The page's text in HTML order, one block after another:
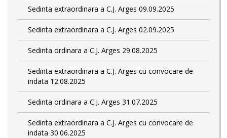
Sedinta extraordinara a C.J. Arges 09.09.2025
Sedinta extraordinara a C.J. Arges 02.09.2025
Sedinta ordinara a C.J. Arges 29.08.2025
Sedinta extraordinara a C.J. Arges cu convocare de
indata 12.08.2025
Sedinta ordinara a C.J. Arges 31.07.2025
Sedinta extraordinara a C.J. Arges cu convocare de
indata 30.06.2025